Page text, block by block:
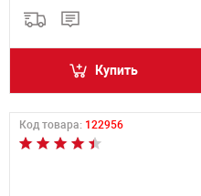
Купить
Код товара: 122956